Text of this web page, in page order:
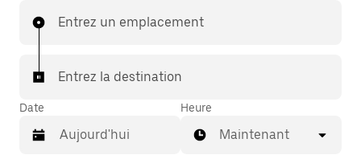
Entrez un emplacement
Entrez la destination
Date Heure
Maintenant